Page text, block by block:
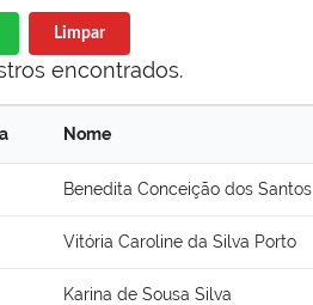
Limpar
encontrados.
Nome
Benedita Conceição dos Santos
Vitória Caroline da Silva Porto
Karina de Sousa Silva